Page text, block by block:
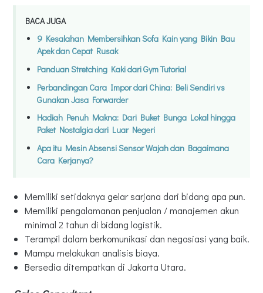
BACA JUGA
9 Kesalahan Membersihkan Sofa Kain yang Bikin Bau
Apek dan Cepat Rusak
Panduan Stretching Kaki dari Gym Tutorial
Perbandingan Cara Impor dari China: Beli Sendiri vs
Gunakan Jasa Forwarder
Hadiah Penuh Makna: Dari Buket Bunga Lokal hingga
Paket Nostalgia dari Luar Negeri
Apa itu Mesin Absensi Sensor Wajah dan Bagaimana
Cara Kerjanya?
Memiliki setidaknya gelar sarjana dari bidang apa pun.
Memiliki pengalamanan penjualan / manajemen akun
minimal 2 tahun di bidang logistik.
Terampil dalam berkomunikasi dan negosiasi yang baik.
Mampu melakukan analisis biaya.
Bersedia ditempatkan di Jakarta Utara.